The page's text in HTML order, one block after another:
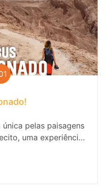
pelas paisagens
uma experiência